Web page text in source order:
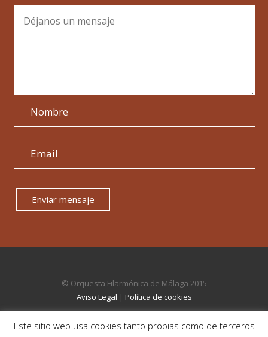
Enviar mensaje
© Orquesta Filarmónica de Málaga 2015
Aviso Legal | Política de cookies
Este sitio web usa cookies tanto propias como de terceros